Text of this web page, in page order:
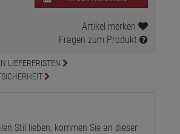
Artikel merken
Fragen zum Produkt
LIEFERFRISTEN
Stil lieben, kommen Sie an dieser